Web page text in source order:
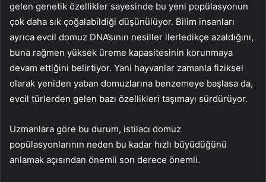
gelen genetik özellikler sayesinde bu yeni popülasyonun
çok daha sık çoğalabildiği düşünülüyor. Bilim insanları
ayrıca evcil domuz DNA’sının nesiller ilerledikçe azaldığını,
buna rağmen yüksek üreme kapasitesinin korunmaya
devam ettiğini belirtiyor. Yani hayvanlar zamanla fiziksel
olarak yeniden yaban domuzlarına benzemeye başlasa da,
evcil türlerden gelen bazı özellikleri taşımayı sürdürüyor.
Uzmanlara göre bu durum, istilacı domuz
popülasyonlarının neden bu kadar hızlı büyüdüğünü
anlamak açısından önemli son derece önemli.